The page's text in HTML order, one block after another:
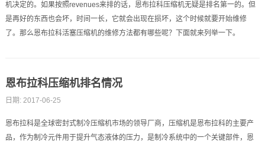
机决定的。如果按照revenues来排的话，恩布拉科压缩机无疑是排名第一的。但
是再好的东西也会坏，时间一长，它就会出现在损坏，这个时候就要开始维修
了。那么恩布拉科活塞压缩机的维修方法都有哪些呢？下面就来列举一下。
恩布拉科压缩机排名情况
日期: 2017-06-25
恩布拉科是全球密封式制冷压缩机市场的领导厂商，压缩机是恩布拉科的主要产
品，作为制冷元件用于提升气态液体的压力，是制冷系统中的一个关键部件，恩